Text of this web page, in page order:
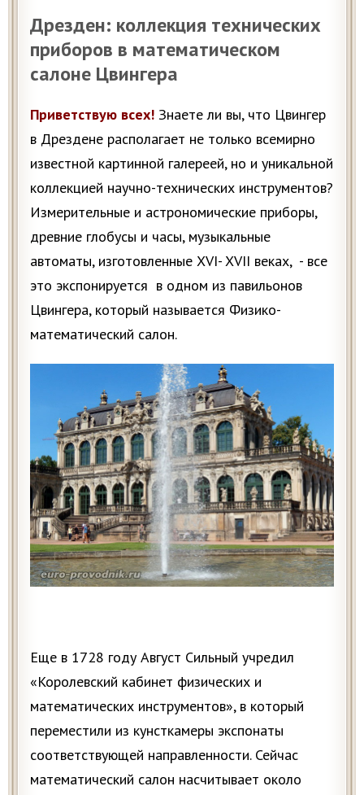
Дрезден: коллекция технических
приборов в математическом
салоне Цвингера
Приветствую всех! Знаете ли вы, что Цвингер
в Дрездене располагает не только всемирно
известной картинной галереей, но и уникальной
коллекцией научно-технических инструментов?
Измерительные и астрономические приборы,
древние глобусы и часы, музыкальные
автоматы, изготовленные XVI- XVII веках, - все
это экспонируется в одном из павильонов
Цвингера, который называется Физико-
математический салон.
Еще в 1728 году Август Сильный учредил
«Королевский кабинет физических и
математических инструментов», в который
переместили из кунсткамеры экспонаты
соответствующей направленности. Сейчас
математический салон насчитывает около